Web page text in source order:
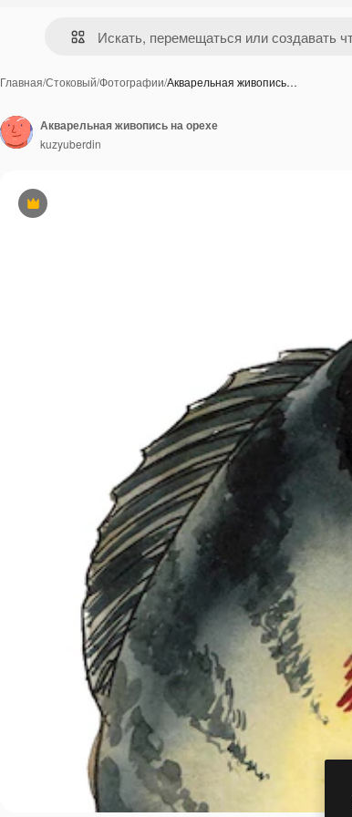
Главная/Стоковый/Фотографии/Акварельная живопись…
Премиум
Акварельная живопись на орехе
kuzyuberdin